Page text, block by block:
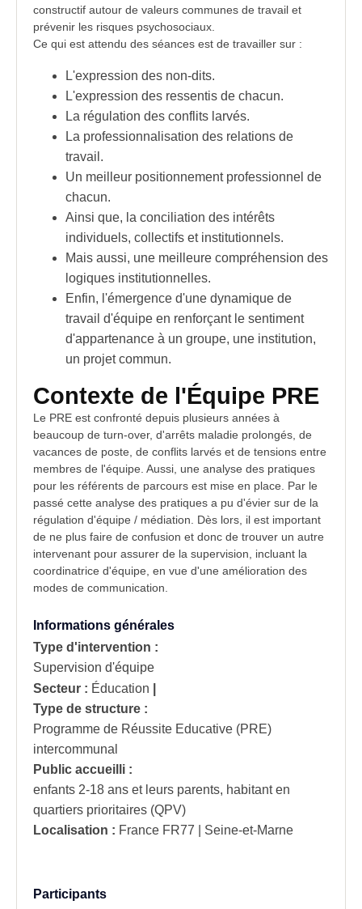
constructif autour de valeurs communes de travail et
prévenir les risques psychosociaux
Ce qui est attendu des séances est de travailler sur :
L'expression des non-dits.
L'expression des ressentis de chacun.
La régulation des conflits larvés.
La professionnalisation des relations de
travail.
Un meilleur positionnement professionnel de
chacun.
Ainsi que, la conciliation des intérêts
individuels, collectifs et institutionnels.
Mais aussi, une meilleure compréhension des
logiques institutionnelles.
Enfin, l'émergence d'une dynamique de
travail d'équipe en renforçant le sentiment
d'appartenance à un groupe, une institution,
un projetcommun.
Contexte de l'Équipe PRE
Le PRE est confronté depuis plusieurs années à
beaucoup de turn-over, d'arrêts maladie prolongés, de
vacances de poste, de conflits larvés et de tensions entre
membres de l'équipe. Aussi, une analyse des pratiques
pour les référents de parcours est mise en place. Par le
passé cette analyse des pratiques a pu d'évier sur de la
régulation d'équipe / médiation. Dès lors, il est important
de ne plus faire de confusion et donc de trouver un autre
intervenant pour assurer de la supervision, incluant la
coordinatrice d'équipe, en vue d'une amélioration des
modes de communication.
Informations générales
Type d'intervention :
Supervision d'équipe
Secteur : Éducation
Type de structure :
Programme de Réussite Educative (PRE)
intercommunal
Public accueilli :
enfants 2-18 ans et leurs parents, habitant en
quartiers prioritaires (QPV)
Localisation : France FR77 | Seine-et-Marne
Participants